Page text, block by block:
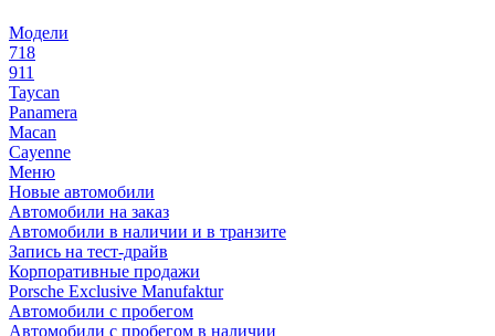
Модели
718
911
Taycan
Panamera
Macan
Cayenne
Меню
Новые автомобили
Автомобили на заказ
Автомобили в наличии и в транзите
Запись на тест-драйв
Корпоративные продажи
Porsche Exclusive Manufaktur
Автомобили с пробегом
Автомобили с пробегом в наличии